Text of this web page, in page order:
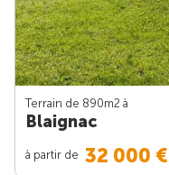
Terrain de 890m2 à
Blaignac
à partir de 32 000 €